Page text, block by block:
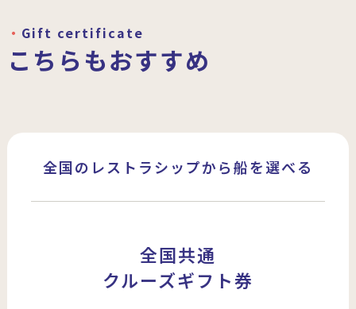
Gift certificate
こちらもおすすめ
全国のレストラシップから船を選べる
全国共通
クルーズギフト券